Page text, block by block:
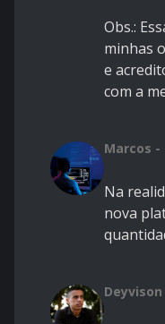
Obs.:
minhas
e
com a
Marcos -
Na
nova